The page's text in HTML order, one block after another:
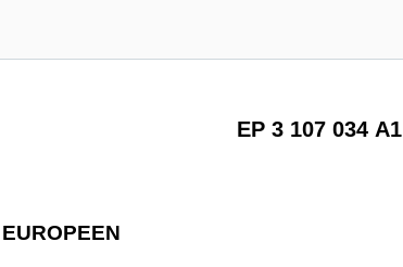
EP 3 107 034 A1